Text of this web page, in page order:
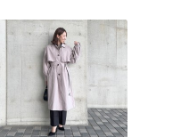
アップ。カジュアルながら
サマになりますよ。